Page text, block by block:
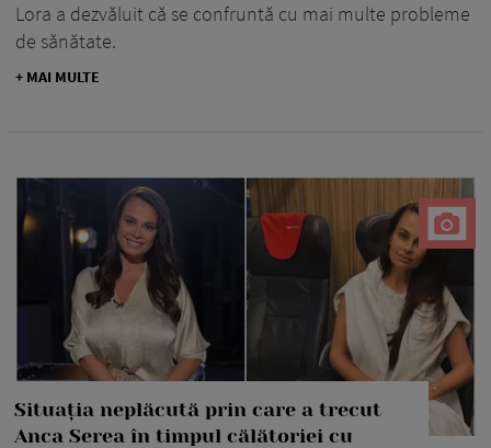
Lora a dezvăluit că se confruntă cu mai multe probleme
de sănătate.
+ MAI MULTE
Situația neplăcută prin care a trecut
Anca Serea în timpul călătoriei cu